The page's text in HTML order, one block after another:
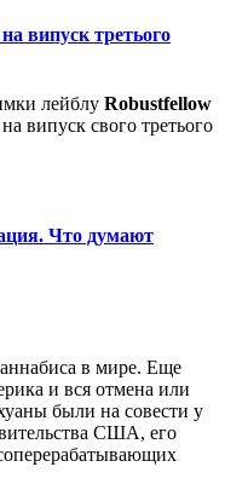
випуск третього
лейблу Robustfellow
випуск свого третього
Что думают
в мире. Еще
и вся отмена или
были на совести у
США, его